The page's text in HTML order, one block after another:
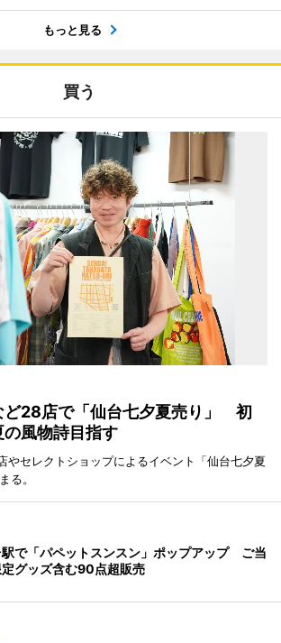
もっと見る
買う
ど28店で「仙台七夕夏売り」 初
風物詩目指す
やセレクトショップによるイベント「仙台七夕夏
る。
で「パペットスンスン」ポップアップ ご当
グッズ含む90点超販売